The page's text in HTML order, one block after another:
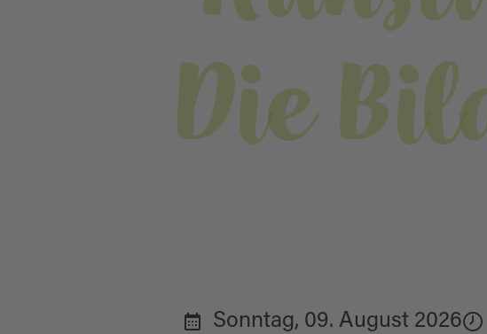
Die
Sonntag, 09. August 2026